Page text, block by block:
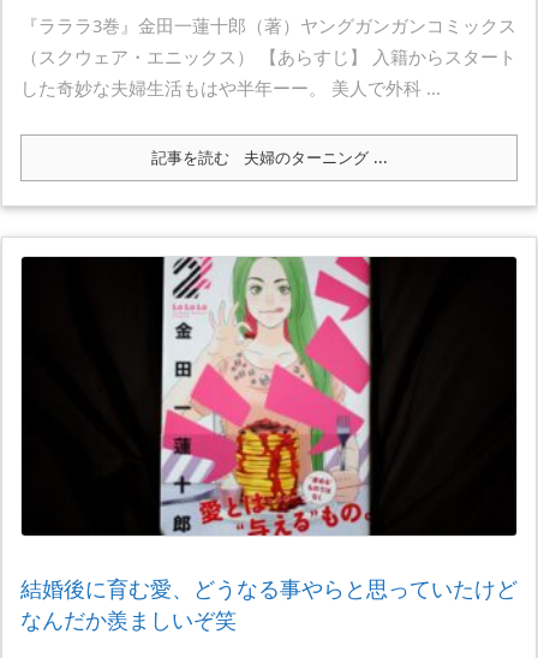
『ラララ3巻』金田一蓮十郎（著）ヤングガンガンコミックス
（スクウェア・エニックス） 【あらすじ】 入籍からスタート
した奇妙な夫婦生活もはや半年ーー。 美人で外科 ...
記事を読む 夫婦のターニング ...
結婚後に育む愛、どうなる事やらと思っていたけど
なんだか羨ましいぞ笑